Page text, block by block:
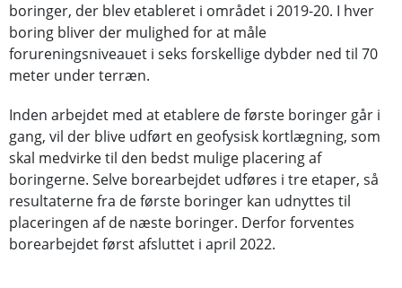
boringer, der blev etableret i området i 2019-20. I hver
boring bliver der mulighed for at måle
forureningsniveauet i seks forskellige dybder ned til 70
meter under terræn.
Inden arbejdet med at etablere de første boringer går i
gang, vil der blive udført en geofysisk kortlægning, som
skal medvirke til den bedst mulige placering af
boringerne. Selve borearbejdet udføres i tre etaper, så
resultaterne fra de første boringer kan udnyttes til
placeringen af de næste boringer. Derfor forventes
borearbejdet først afsluttet i april 2022.